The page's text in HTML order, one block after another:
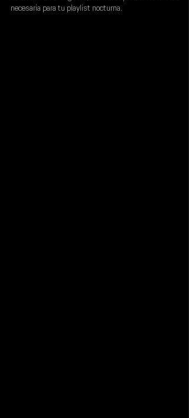
necesaria para tu playlist nocturna.